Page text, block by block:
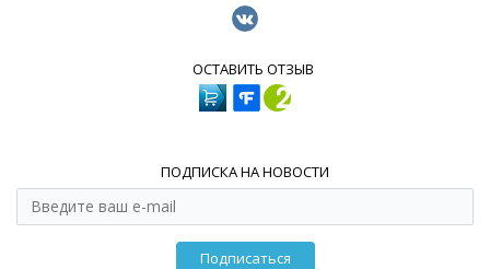
ОСТАВИТЬ ОТЗЫВ
ПОДПИСКА НА НОВОСТИ
Подписаться